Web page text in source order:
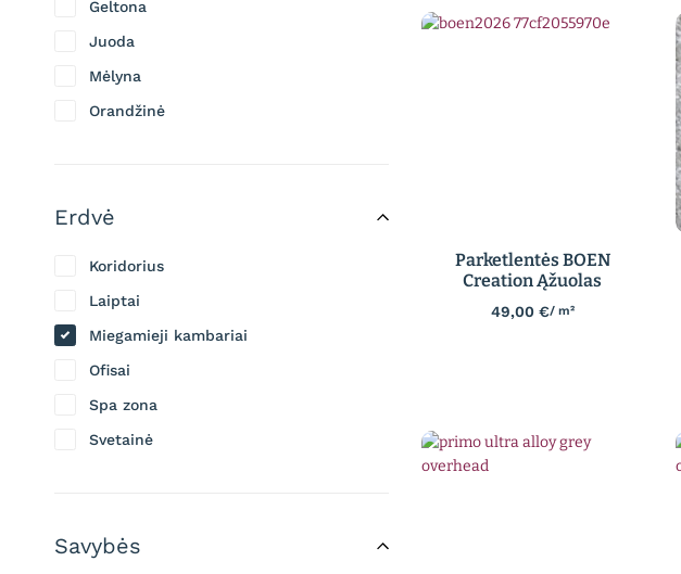
Parketlentės BOEN
Creation Ąžuolas
49,00 €/ m²
Geltona
Juoda
Mėlyna
Orandžinė
Rausva
Erdvė
Koridorius
Laiptai
Miegamieji kambariai
Ofisai
Spa zona
Svetainė
Vonios kambariai
Savybės